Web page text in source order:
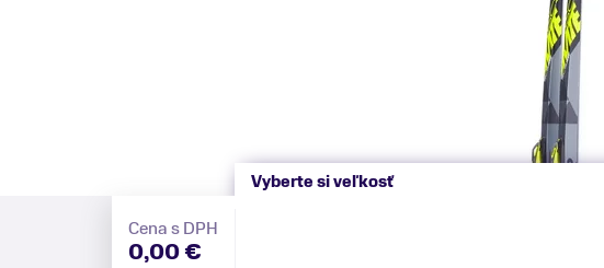
Cena s DPH
0,00 €
Vyberte si veľkosť